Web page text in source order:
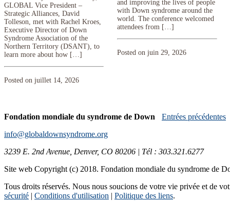
GLOBAL Vice President –
Strategic Alliances, David
Tolleson, met with Rachel Kroes,
Executive Director of Down
Syndrome Association of the
Northern Territory (DSANT), to
learn more about how […]
Posted on juillet 14, 2026
and improving the lives of people
with Down syndrome around the
world. The conference welcomed
attendees from […]
Posted on juin 29, 2026
Entrées précédentes
Fondation mondiale du syndrome de Down
info@globaldownsyndrome.org
3239 E. 2nd Avenue, Denver, CO 80206 | Tél : 303.321.6277
Site web Copyright (c) 2018. Fondation mondiale du syndrome de
Tous droits réservés. Nous nous soucions de votre vie privée et de
sécurité | Conditions d'utilisation | Politique des liens.